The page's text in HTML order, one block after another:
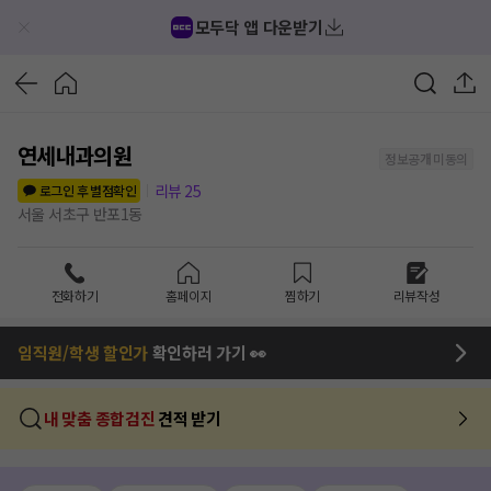
모두닥 앱 다운받기
연세내과의원
정보공개 미동의
로그인 후 별점확인
리뷰 25
서울 서초구 반포1동
전화하기 홈페이지 찜하기 리뷰작성
임직원/학생 할인가확인하러 가기 👀
내 맞춤 종합검진 견적 받기